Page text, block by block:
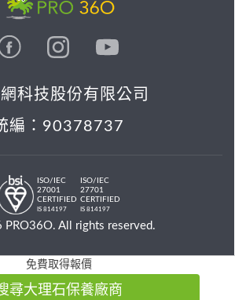
科技股份有限公司
編：90378737
ISO/IEC
27001
CERTIFIED
IS 814197
ISO/IEC
27701
CERTIFIED
IS 814197
All rights reserved.
免費取得報價
尋大理石保養廠商